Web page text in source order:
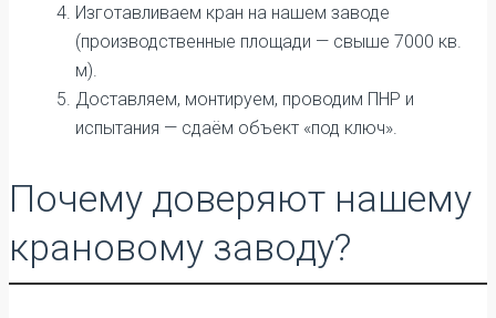
Изготавливаем кран на нашем заводе
(производственные площади — свыше 7000 кв.
м).
Доставляем, монтируем, проводим ПНР и
испытания — сдаём объект «под ключ».
Почему доверяют нашему
крановому заводу?